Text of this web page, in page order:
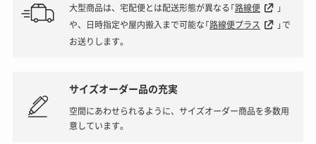
大型商品は、宅配便とは配送形態が異なる「路線便
」
や、日時指定や屋内搬入まで可能な「路線便プラス
」で
お送りします。
サイズオーダー品の充実
空間にあわせられるように、サイズオーダー商品を多数用
意しています。